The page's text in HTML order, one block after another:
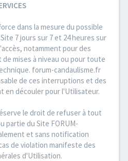
dans la mesure du possible
7 jours sur 7 et 24 heures sur
notamment pour des
mises à niveau ou pour toute
forum-candaulisme.fr
de ces interruptions et des
en découler pour l'Utilisateur.
le droit de refuser à tout
partie du Site FORUM-
et sans notification
de violation manifeste des
d'Utilisation.